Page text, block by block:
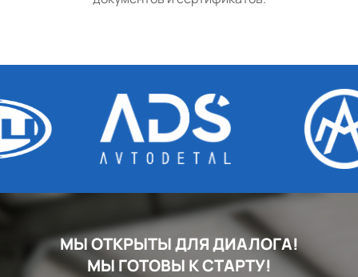
МЫ ОТКРЫТЫ ДЛЯ ДИАЛОГА!
МЫ ГОТОВЫ К СТАРТУ!